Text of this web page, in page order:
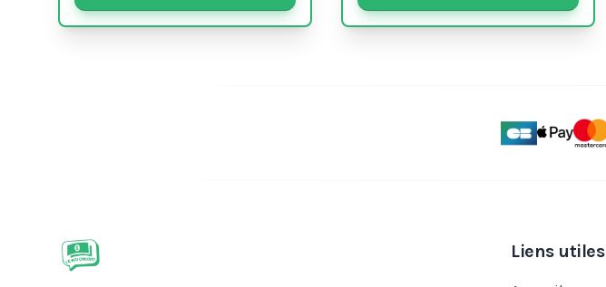
Liens utiles